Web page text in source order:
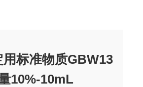
用标准物质GBW13
10%-10mL